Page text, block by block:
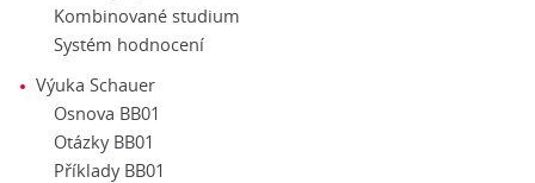
Kombinované studium
Systém hodnocení
Výuka Schauer
Osnova BB01
Otázky BB01
Příklady BB01